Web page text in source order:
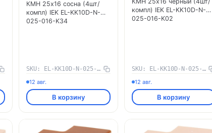
КМН 25х16 сосна (4шт/
компл) IEK EL-KK10D-N-
025-016-K34
SKU: EL-KK10D-N-025-016-K34
12 авг.
В корзину
компл) IEK EL-KK10D-N-
025-016-K02
SKU: EL-KK10D-N-025-016-K02
12 авг.
В корзину